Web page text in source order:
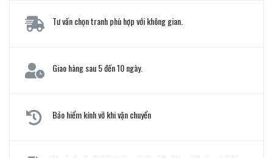
Tư vấn chọn tranh phù hợp với không gian.
Giao hàng sau 5 đến 10 ngày.
Bảo hiểm kính vỡ khi vận chuyển